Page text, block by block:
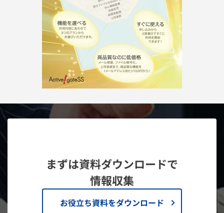
まずは資料ダウンロードで
情報収集
お役立ち資料をダウンロード